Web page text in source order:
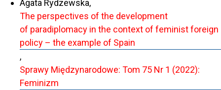
Agata Rydzewska,
The perspectives of the development
of paradiplomacy in the context of feminist foreign
policy – the example of Spain
,
Sprawy Międzynarodowe: Tom 75 Nr 1 (2022):
Feminizm